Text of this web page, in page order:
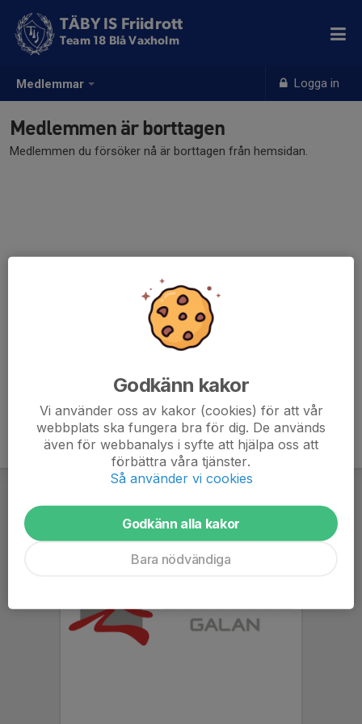
Medlemmar Logga in
TÄBY IS Friidrott
Team 18 Blå Vaxholm
Medlemmen är borttagen
Medlemmen du försöker nå är borttagen från hemsidan.
Godkänn kakor
Vi använder oss av kakor (cookies) för att vår
webbplats ska fungera bra för dig. De används
även för webbanalys i syfte att hjälpa oss att
förbättra våra tjänster.
Så använder vi cookies
Godkänn alla kakor
Bara nödvändiga